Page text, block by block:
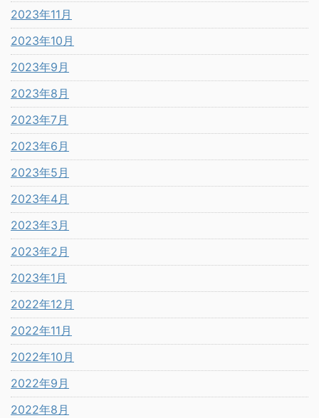
2023年11月
2023年10月
2023年9月
2023年8月
2023年7月
2023年6月
2023年5月
2023年4月
2023年3月
2023年2月
2023年1月
2022年12月
2022年11月
2022年10月
2022年9月
2022年8月